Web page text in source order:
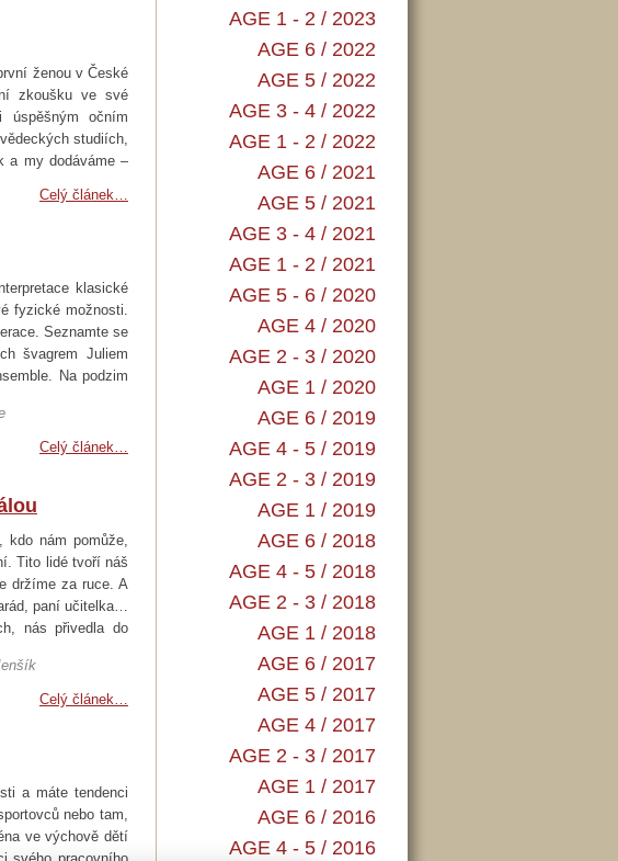
ženou v České
zkoušku ve své
očním
studiích,
a my dodáváme –
Celý článek…
klasické
fyzické možnosti.
Seznamte se
švagrem Juliem
Na podzim
Celý článek…
kdo nám pomůže,
Tito lidé tvoří náš
držíme za ruce. A
paní učitelka…
nás přivedla do
Celý článek…
a máte tendenci
nebo tam,
ve výchově dětí
AGE 1 - 2 / 2023
AGE 6 / 2022
AGE 5 / 2022
AGE 3 - 4 / 2022
AGE 1 - 2 / 2022
AGE 6 / 2021
AGE 5 / 2021
AGE 3 - 4 / 2021
AGE 1 - 2 / 2021
AGE 5 - 6 / 2020
AGE 4 / 2020
AGE 2 - 3 / 2020
AGE 1 / 2020
AGE 6 / 2019
AGE 4 - 5 / 2019
AGE 2 - 3 / 2019
AGE 1 / 2019
AGE 6 / 2018
AGE 4 - 5 / 2018
AGE 2 - 3 / 2018
AGE 1 / 2018
AGE 6 / 2017
AGE 5 / 2017
AGE 4 / 2017
AGE 2 - 3 / 2017
AGE 1 / 2017
AGE 6 / 2016
AGE 4 - 5 / 2016